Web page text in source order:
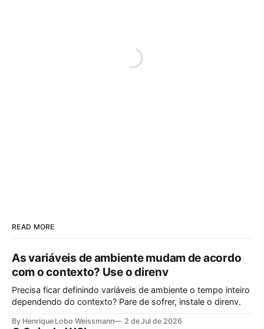
READ MORE
As variáveis de ambiente mudam de acordo
com o contexto? Use o direnv
Precisa ficar definindo variáveis de ambiente o tempo inteiro
dependendo do contexto? Pare de sofrer, instale o direnv.
By Henrique Lobo Weissmann 2 de Jul de 2026